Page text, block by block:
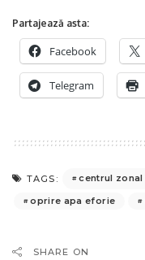
Partajează asta:
Facebook
Telegram
TAGS: centrul
oprire apa eforie
SHARE ON